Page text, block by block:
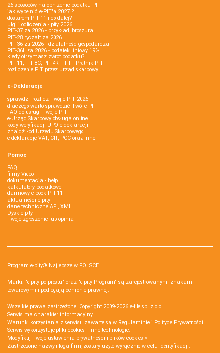
26 sposobów na obniżenie podatku PIT
jak wypełnić e-PIT'a 2027 ?
dostałem PIT-11 i co dalej?
ulgi i odliczenia - pity 2026
PIT-37 za 2026 - przykład, broszura
PIT-28 ryczałt za 2026
PIT-36 za 2026 - działalność gospodarcza
PIT-36L za 2026 - podatek liniowy 19%
kiedy otrzymasz zwrot podatku?
PIT-11, PIT-8C, PIT-4R i IFT - Płatnik PIT
rozliczenie PIT przez urząd skarbowy
e-Deklaracje
sprawdź i rozlicz Twój e PIT 2026
dlaczego warto sprawdzić Twój e-PIT
FAQ do usługi Twój e-PIT
e-Urząd Skarbowy obsługa online
kody weryfikacji UPO e-deklaracji
znajdź kod Urzędu Skarbowego
e-deklaracje VAT, CIT, PCC oraz inne
Pomoc
FAQ
filmy Video
dokumentacja - help
kalkulatory podatkowe
darmowy e-book PIT-11
aktualności e-pity
dane techniczne API, XML
Dysk e-pity
Twoje zgłoszenie lub opinia
Program e-pity® Najlepsze w POLSCE.
Marki: "e-pity po prostu" oraz "e-pity Program" są zarejestrowanymi znakami
towarowymi i podlegają ochronie prawnej.
Wszelkie prawa zastrzeżone. Copyright 2009-2026 e-file sp. z o.o.
Serwis ma charakter informacyjny.
Warunki korzystania z serwisu zawarte są w Regulaminie i Polityce Prywatności.
Serwis wykorzystuje pliki cookies i inne technologie.
Modyfikuj Twoje ustawienia prywatności i plików cookies »
Zastrzeżone nazwy i loga firm, zostały użyte wyłącznie w celu identyfikacji.